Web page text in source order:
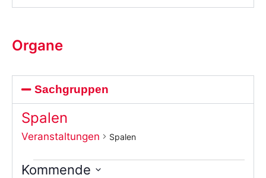
Organe
Sachgruppen
Spalen
Veranstaltungen Spalen
Kommende